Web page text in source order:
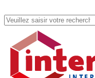
Rechercher
dans
site